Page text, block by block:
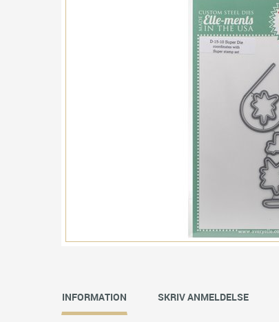
INFORMATION SKRIV ANMELDELSE